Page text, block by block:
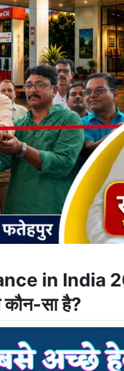
in India
कौन-सा है?